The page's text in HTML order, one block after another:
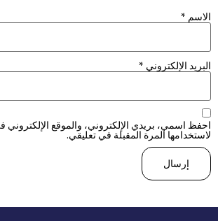
الاسم *
البريد الإلكتروني *
احفظ اسمي، بريدي الإلكتروني، والموقع الإلكتروني
لاستخدامها المرة المقبلة في تعليقي.